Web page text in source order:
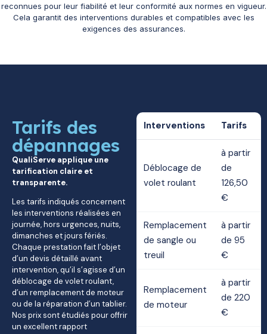
reconnues pour leur fiabilité et leur conformité aux normes en vigueur.
Cela garantit des interventions durables et compatibles avec les
exigences des assurances.
Tarifs des
dépannages
QualiServe applique une
tarification claire et
transparente.
Les tarifs indiqués concernent
les interventions réalisées en
journée, hors urgences, nuits,
dimanches et jours fériés.
Chaque prestation fait l’objet
d’un devis détaillé avant
intervention, qu’il s’agisse d’un
déblocage de volet roulant,
d’un remplacement de moteur
ou de la réparation d’un tablier.
Nos prix sont étudiés pour offrir
un excellent rapport
Interventions Tarifs
Déblocage de
volet roulant
à partir
de
126,50
€
Remplacement
de sangle ou
treuil
à partir
de 95
€
Remplacement
de moteur
à partir
de 220
€